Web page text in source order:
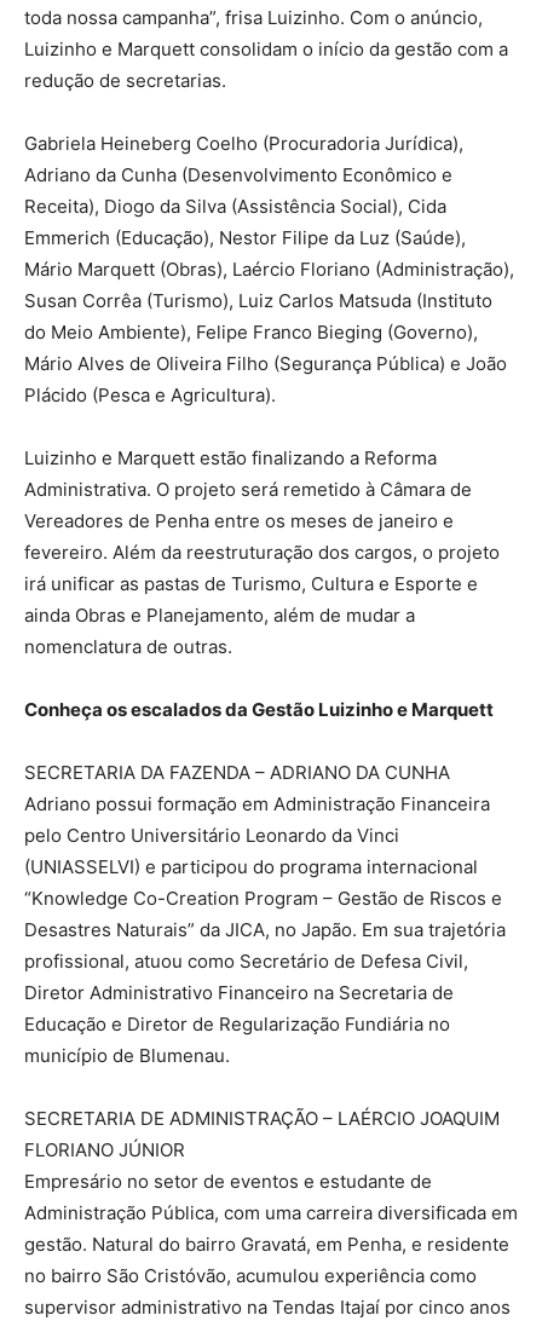
toda nossa campanha”, frisa Luizinho. Com o anúncio,
Luizinho e Marquett consolidam o início da gestão com a
redução de secretarias.
Gabriela Heineberg Coelho (Procuradoria Jurídica),
Adriano da Cunha (Desenvolvimento Econômico e
Receita), Diogo da Silva (Assistência Social), Cida
Emmerich (Educação), Nestor Filipe da Luz (Saúde),
Mário Marquett (Obras), Laércio Floriano (Administração),
Susan Corrêa (Turismo), Luiz Carlos Matsuda (Instituto
do Meio Ambiente), Felipe Franco Bieging (Governo),
Mário Alves de Oliveira Filho (Segurança Pública) e João
Plácido (Pesca e Agricultura).
Luizinho e Marquett estão finalizando a Reforma
Administrativa. O projeto será remetido à Câmara de
Vereadores de Penha entre os meses de janeiro e
fevereiro. Além da reestruturação dos cargos, o projeto
irá unificar as pastas de Turismo, Cultura e Esporte e
ainda Obras e Planejamento, além de mudar a
nomenclatura de outras.
Conheça os escalados da Gestão Luizinho e Marquett
SECRETARIA DA FAZENDA – ADRIANO DA CUNHA
Adriano possui formação em Administração Financeira
pelo Centro Universitário Leonardo da Vinci
(UNIASSELVI) e participou do programa internacional
“Knowledge Co-Creation Program – Gestão de Riscos e
Desastres Naturais” da JICA, no Japão. Em sua trajetória
profissional, atuou como Secretário de Defesa Civil,
Diretor Administrativo Financeiro na Secretaria de
Educação e Diretor de Regularização Fundiária no
município de Blumenau.
SECRETARIA DE ADMINISTRAÇÃO – LAÉRCIO JOAQUIM
FLORIANO JÚNIOR
Empresário no setor de eventos e estudante de
Administração Pública, com uma carreira diversificada em
gestão. Natural do bairro Gravatá, em Penha, e residente
no bairro São Cristóvão, acumulou experiência como
supervisor administrativo na Tendas Itajaí por cinco anos